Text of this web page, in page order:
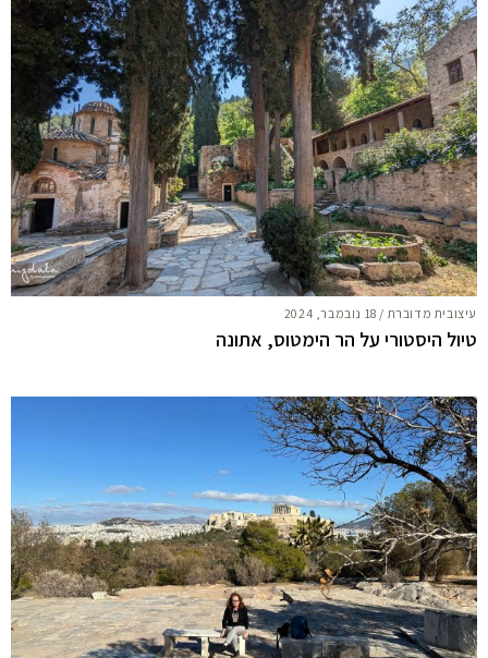
עיצובית מדוברת / 18 נובמבר, 2024
טיול היסטורי על הר הימטוס, אתונה